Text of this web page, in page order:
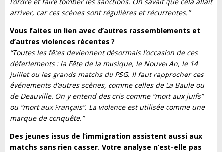
arriver, car ces scènes sont régulières et récurrentes.”
Vous faites un lien avec d’autres rassemblements et
d’autres violences récentes ?
“Toutes les fêtes deviennent désormais l’occasion de ces
déferlements : la Fête de la musique, le Nouvel An, le 14
juillet ou les grands matchs du PSG. Il faut rapprocher ces
événements d’autres scènes, comme celles de La Baule ou
de Deauville. On y entend des cris comme “mort aux juifs”
ou “mort aux Français”. La violence est utilisée comme une
marque de conquête.”
Des jeunes issus de l’immigration assistent aussi aux
matchs sans rien casser. Votre analyse n’est-elle pas